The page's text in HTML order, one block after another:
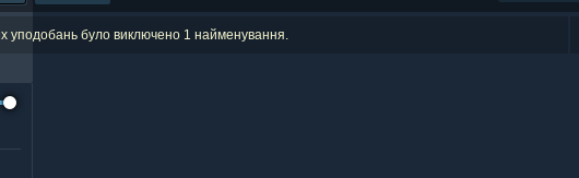
уподобань було виключено 1 найменування.